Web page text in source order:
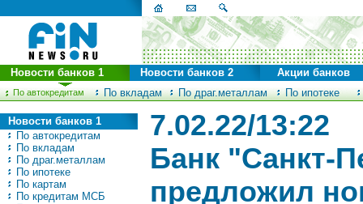
По автокредитам По вкладам По драг.металлам По ипотеке
Новости банков 1 Новости банков 2 Акции банков
Новости банков 1
По автокредитам
По вкладам
По драг.металлам
По ипотеке
По картам
По кредитам МСБ
7.02.22/13:22
Банк "Санкт-
предложил